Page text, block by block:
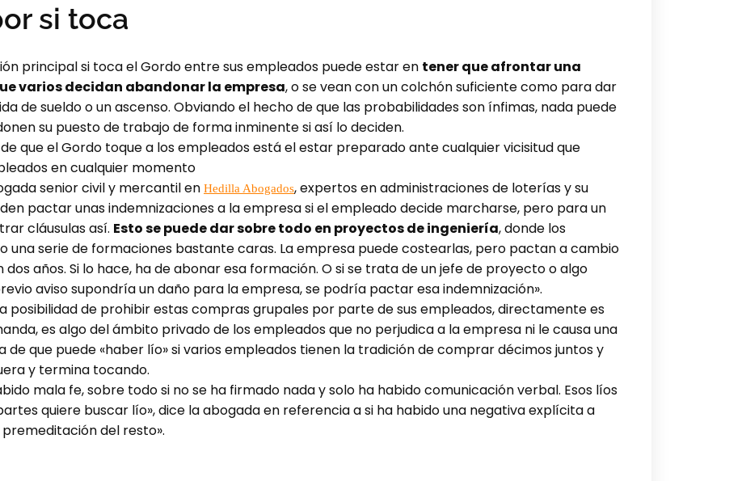
si toca
principal si toca el Gordo entre sus empleados puede estar en tener que afrontar una
varios decidan abandonar la empresa, o se vean con un colchón suficiente como para dar
de sueldo o un ascenso. Obviando el hecho de que las probabilidades son ínfimas, nada puede
su puesto de trabajo de forma inminente si así lo deciden.
que el Gordo toque a los empleados está el estar preparado ante cualquier vicisitud que
en cualquier momento
senior civil y mercantil en Hedilla Abogados, expertos en administraciones de loterías y su
pactar unas indemnizaciones a la empresa si el empleado decide marcharse, pero para un
cláusulas así. Esto se puede dar sobre todo en proyectos de ingeniería, donde los
una serie de formaciones bastante caras. La empresa puede costearlas, pero pactan a cambio
años. Si lo hace, ha de abonar esa formación. O si se trata de un jefe de proyecto o algo
aviso supondría un daño para la empresa, se podría pactar esa indemnización».
posibilidad de prohibir estas compras grupales por parte de sus empleados, directamente es
es algo del ámbito privado de los empleados que no perjudica a la empresa ni le causa una
de que puede «haber lío» si varios empleados tienen la tradición de comprar décimos juntos y
y termina tocando.
mala fe, sobre todo si no se ha firmado nada y solo ha habido comunicación verbal. Esos líos
quiere buscar lío», dice la abogada en referencia a si ha habido una negativa explícita a
del resto».